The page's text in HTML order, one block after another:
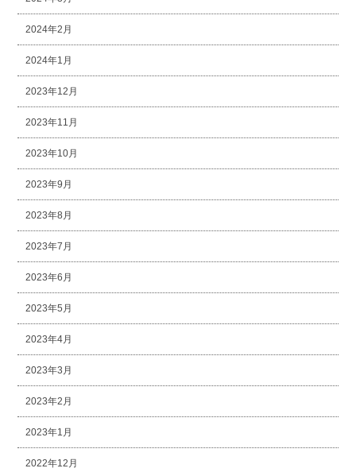
2024年2月
2024年1月
2023年12月
2023年11月
2023年10月
2023年9月
2023年8月
2023年7月
2023年6月
2023年5月
2023年4月
2023年3月
2023年2月
2023年1月
2022年12月